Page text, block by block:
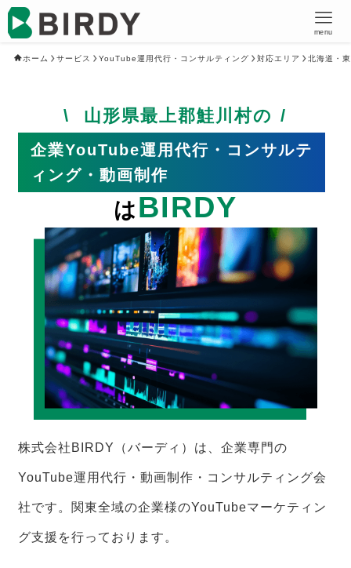
menu
ホーム サービス YouTube運用代行・コンサルティング 対応エリア 北海道・
山形県最上郡鮭川村の
企業YouTube運用代行・コンサルテ
ィング・動画制作
はBIRDY
株式会社BIRDY（バーディ）は、企業専門の
YouTube運用代行・動画制作・コンサルティング会
社です。関東全域の企業様のYouTubeマーケティン
グ支援を行っております。